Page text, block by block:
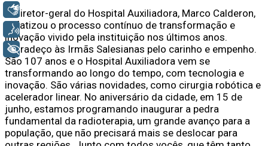
O diretor-geral do Hospital Auxiliadora, Marco Calderon,
enfatizou o processo contínuo de transformação e
inovação vivido pela instituição nos últimos anos.
“Agradeço às Irmãs Salesianas pelo carinho e empenho.
São 107 anos e o Hospital Auxiliadora vem se
transformando ao longo do tempo, com tecnologia e
inovação. São várias novidades, como cirurgia robótica e
acelerador linear. No aniversário da cidade, em 15 de
junho, estamos programando inaugurar a pedra
fundamental da radioterapia, um grande avanço para a
população, que não precisará mais se deslocar para
Libras
Voz
+ Acessibilidade